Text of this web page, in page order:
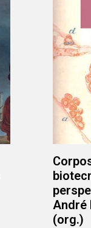
André
(org.)